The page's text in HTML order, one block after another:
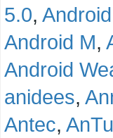
5.0,
Android M,
Android
anidees,
Antec,